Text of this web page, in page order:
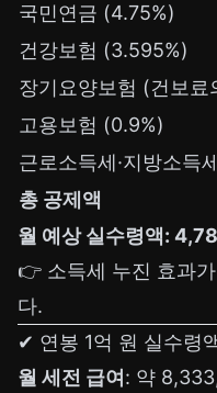
국민연금 (4.75%)
건강보험 (3.595%)
장기요양보험 (건보료
고용보험 (0.9%)
근로소득세·지방소득
총 공제액
월 예상 실수령액:
👉 소득세 누진 효과
다.
✔ 연봉 1억 원 실수령
월 세전 급여 : 약